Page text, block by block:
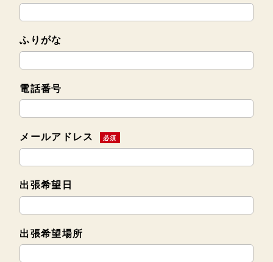
ふりがな
電話番号
メールアドレス 必須
出張希望日
出張希望場所